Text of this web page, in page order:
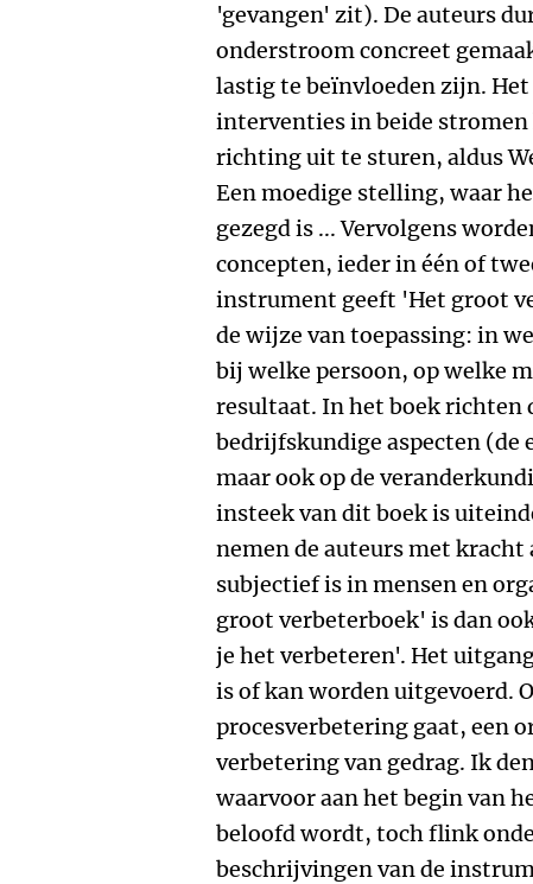
'gevangen' zit). De auteurs
onderstroom concreet
lastig te beïnvloeden zijn.
interventies in beide
richting uit te sturen, aldus
Een moedige stelling, waar
gezegd is ... Vervolgens
concepten, ieder in één of
instrument geeft 'Het groot
de wijze van toepassing: in
bij welke persoon, op welke
resultaat. In het boek richten
bedrijfskundige aspecten (de
maar ook op de
insteek van dit boek is
nemen de auteurs met
subjectief is in mensen en
groot verbeterboek' is dan
je het verbeteren'. Het
is of kan worden uitgevoerd.
procesverbetering gaat, een
verbetering van gedrag. Ik
waarvoor aan het begin van
beloofd wordt, toch flink
beschrijvingen van de